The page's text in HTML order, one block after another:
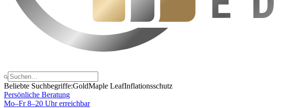
Beliebte Suchbegriffe:GoldMaple LeafInflationsschutz
Persönliche Beratung
Mo–Fr 8–20 Uhr erreichbar